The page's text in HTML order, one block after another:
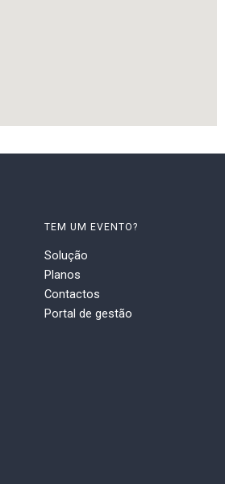
TEM UM EVENTO?
Solução
Planos
Contactos
Portal de gestão